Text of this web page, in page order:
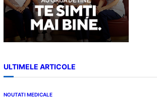
ULTIMELE ARTICOLE
NOUTATI MEDICALE